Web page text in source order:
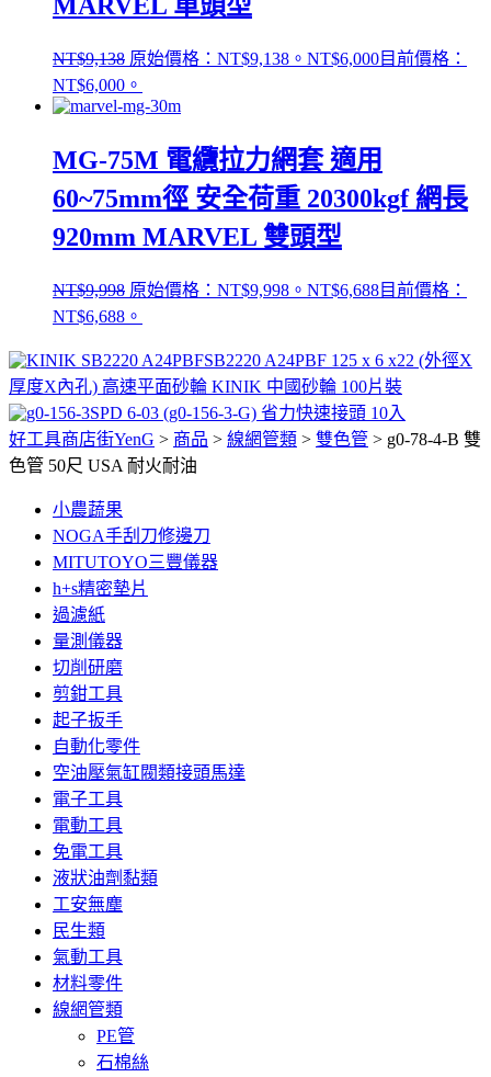
MARVEL 單頭型
NT$9,138 原始價格：NT$9,138。 NT$6,000目前價格：
NT$6,000。
MG-75M 電纜拉力網套 適用
60~75mm徑 安全荷重 20300kgf 網長
920mm MARVEL 雙頭型
NT$9,998 原始價格：NT$9,998。 NT$6,688目前價格：
NT$6,688。
SB2220 A24PBF 125 x 6 x22 (外徑X
厚度X內孔) 高速平面砂輪 KINIK 中國砂輪 100片裝
SPD 6-03 (g0-156-3-G) 省力快速接頭 10入
好工具商店街YenG > 商品 > 線網管類 > 雙色管 > g0-78-4-B 雙
色管 50尺 USA 耐火耐油
小農蔬果
NOGA手刮刀修邊刀
MITUTOYO三豐儀器
h+s精密墊片
過濾紙
量測儀器
切削研磨
剪鉗工具
起子扳手
自動化零件
空油壓氣缸閥類接頭馬達
電子工具
電動工具
免電工具
液狀油劑黏類
工安無塵
民生類
氣動工具
材料零件
線網管類
PE管
石棉絲